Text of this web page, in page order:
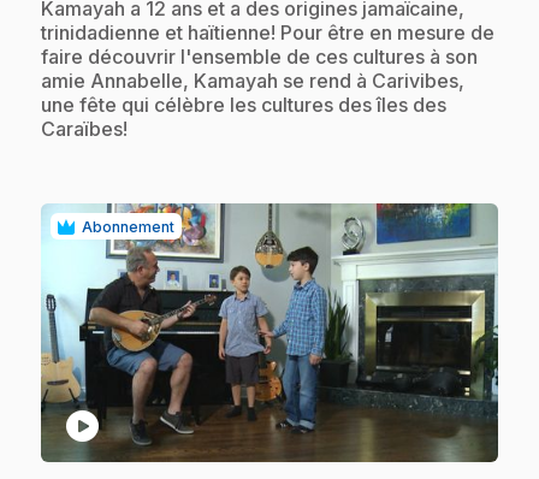
.Kamayah a 12 ans et a des origines jamaïcaine,
trinidadienne et haïtienne! Pour être en mesure de
faire découvrir l'ensemble de ces cultures à son
amie Annabelle, Kamayah se rend à Carivibes,
une fête qui célèbre les cultures des îles des
Caraïbes!
Abonnement
play_circle